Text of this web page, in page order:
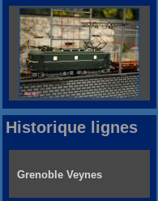
Historique lignes
Grenoble Veynes